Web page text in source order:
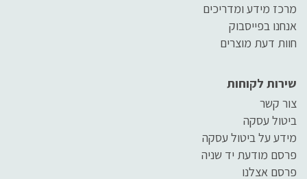
מרכז מידע ומדריכים
אנחנו בפייסבוק
חוות דעת מוצרים
שירות לקוחות
צור קשר
ביטול עסקה
מידע על ביטול עסקה
פרסם מודעת יד שניה
פרסם אצלנו